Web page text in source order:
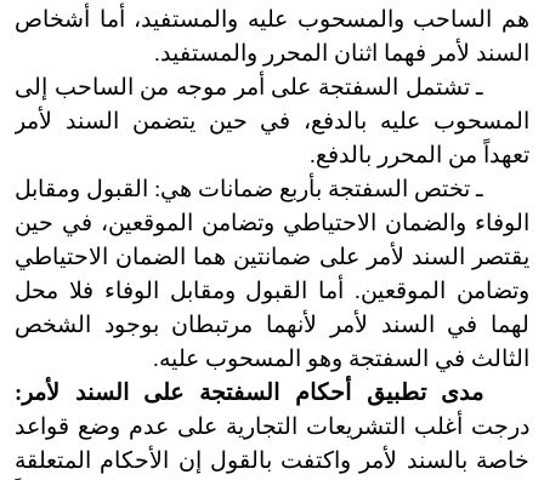
هم الساحب والمسحوب عليه والمستفيد، أما أشخاص
السند لأمر فهما اثنان المحرر والمستفيد.
ـ تشتمل السفتجة على أمر موجه من الساحب إلى
المسحوب عليه بالدفع، في حين يتضمن السند لأمر
تعهداً من المحرر بالدفع.
ـ تختص السفتجة بأربع ضمانات هي: القبول ومقابل
الوفاء والضمان الاحتياطي وتضامن الموقعين، في حين
يقتصر السند لأمر على ضمانتين هما الضمان الاحتياطي
وتضامن الموقعين. أما القبول ومقابل الوفاء فلا محل
لهما في السند لأمر لأنهما مرتبطان بوجود الشخص
الثالث في السفتجة وهو المسحوب عليه.
مدى تطبيق أحكام السفتجة على السند لأمر:
درجت أغلب التشريعات التجارية على عدم وضع قواعد
خاصة بالسند لأمر واكتفت بالقول إن الأحكام المتعلقة